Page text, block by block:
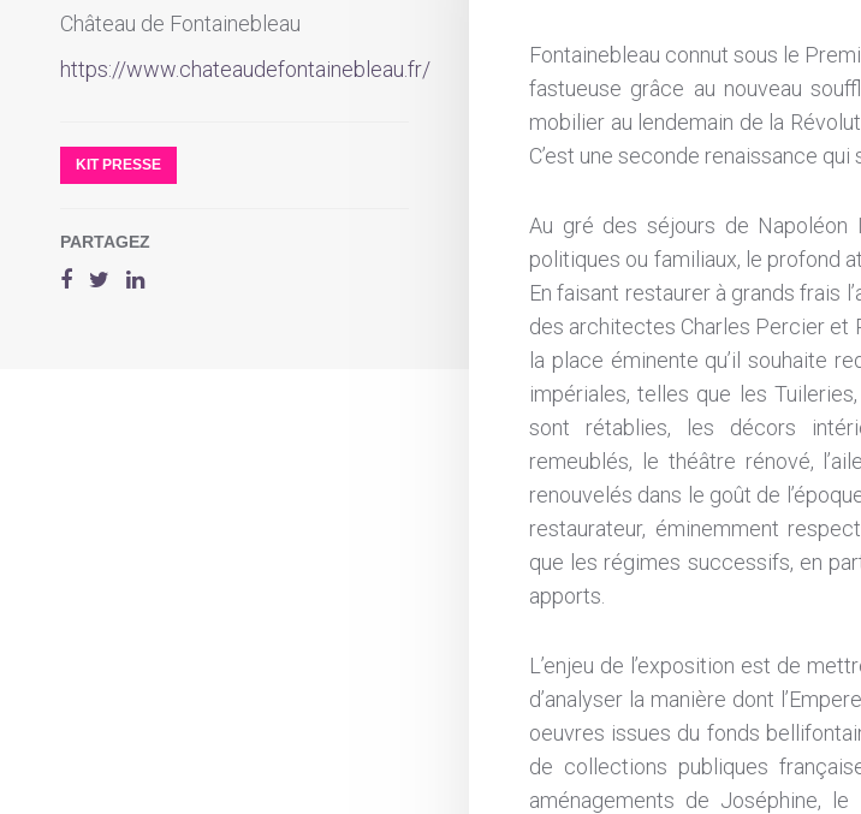
Château de Fontainebleau
https://www.chateaudefontainebleau.fr/
KIT PRESSE
PARTAGEZ
Fontainebleau connut sous le
fastueuse grâce au nouveau
mobilier au lendemain de la
C’est une seconde renaissance qui
Au gré des séjours de Napoléon I
politiques ou familiaux, le profond
En faisant restaurer à grands frais
des architectes Charles Percier et
la place éminente qu’il souhaite
impériales, telles que les
sont rétablies, les décors
remeublés, le théâtre rénové,
renouvelés dans le goût de
restaurateur, éminemment
que les régimes successifs, en
apports.
L’enjeu de l’exposition est de
d’analyser la manière dont
oeuvres issues du fonds
de collections publiques
aménagements de Joséphine, le